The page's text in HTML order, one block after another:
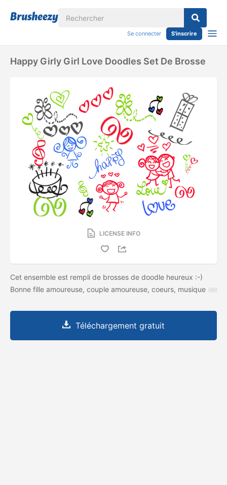
Se connecter S'inscrire
Happy Girly Girl Love Doodles Set De Brosse
LICENSE INFO
Cet ensemble est rempli de brosses de doodle heureux :-)
Bonne fille amoureuse, couple amoureuse, coeurs, musique
Téléchargement gratuit